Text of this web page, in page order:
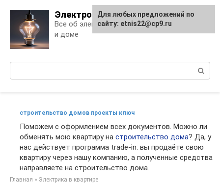
content
Электро Дело
Все об электричестве в квартире
и доме
строительство домов проекты ключ
Поможем с оформлением всех документов. Можно ли
обменять мою квартиру на строительство дома? Да, у
нас действует программа trade-in: вы продаёте свою
квартиру через нашу компанию, а полученные средства
направляете на строительство дома.
Главная » Электрика в квартире
Для любых предложений по
сайту: etnis22@cp9.ru